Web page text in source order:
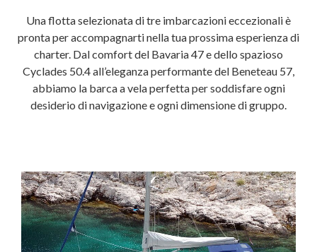
Una flotta selezionata di tre imbarcazioni eccezionali è
pronta per accompagnarti nella tua prossima esperienza di
charter. Dal comfort del Bavaria 47 e dello spazioso
Cyclades 50.4 all’eleganza performante del Beneteau 57,
abbiamo la barca a vela perfetta per soddisfare ogni
desiderio di navigazione e ogni dimensione di gruppo.